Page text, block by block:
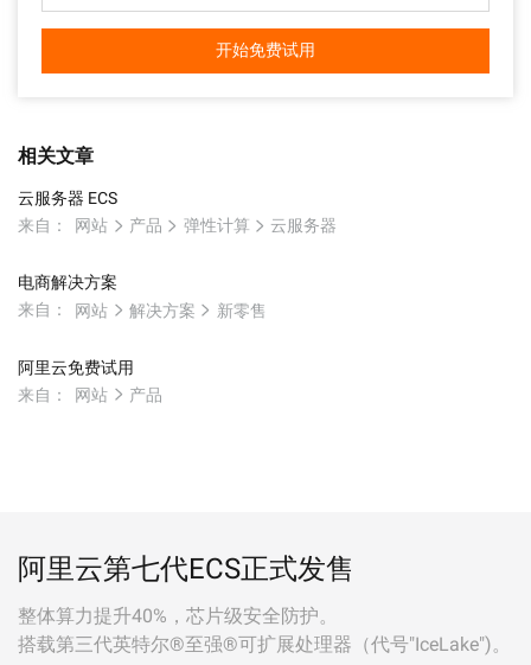
开始免费试用
相关文章
云服务器 ECS
来自：
网站 产品 弹性计算 云服务器
电商解决方案
来自：
网站 解决方案 新零售
阿里云免费试用
来自：
网站 产品
阿里云第七代ECS正式发售
整体算力提升40%，芯片级安全防护。
搭载第三代英特尔®至强®可扩展处理器（代号"IceLake")。